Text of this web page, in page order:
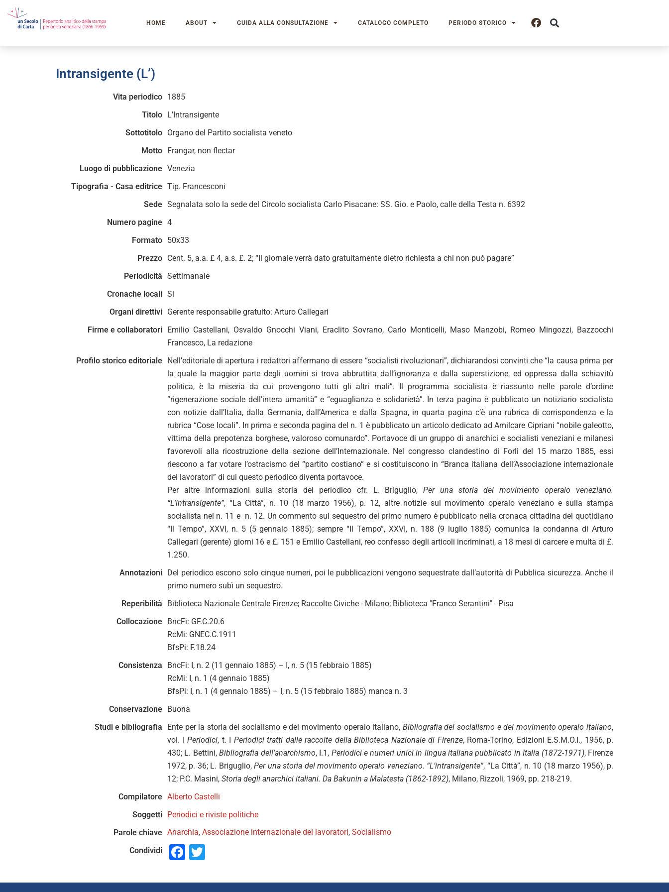
HOME ABOUT GUIDA ALLA CONSULTAZIONE CATALOGO COMPLETO PERIODO STORICO
Intransigente (L’)
Vita periodico 1885
Titolo L’Intransigente
Sottotitolo Organo del Partito socialista veneto
Motto Frangar, non flectar
Luogo di pubblicazione Venezia
Tipografia - Casa editrice Tip. Francesconi
Sede Segnalata solo la sede del Circolo socialista Carlo Pisacane: SS. Gio. e Paolo, calle della Testa n. 6392
Numero pagine 4
Formato 50x33
Prezzo Cent. 5, a.a. £ 4, a.s. £. 2; “Il giornale verrà dato gratuitamente dietro richiesta a chi non può pagare”
Periodicità Settimanale
Cronache locali Si
Organi direttivi Gerente responsabile gratuito: Arturo Callegari
Firme e collaboratori Emilio Castellani, Osvaldo Gnocchi Viani, Eraclito Sovrano, Carlo Monticelli, Maso Manzobi, Romeo Mingozzi, Bazzocchi
Francesco, La redazione
Profilo storico editoriale Nell’editoriale di apertura i redattori affermano di essere “socialisti rivoluzionari”, dichiarandosi convinti che “la causa prima per
la quale la maggior parte degli uomini si trova abbruttita dall’ignoranza e dalla superstizione, ed oppressa dalla schiavitù
politica, è la miseria da cui provengono tutti gli altri mali”. Il programma socialista è riassunto nelle parole d’ordine
“rigenerazione sociale dell’intera umanità” e “eguaglianza e solidarietà”. In terza pagina è pubblicato un notiziario socialista
con notizie dall’Italia, dalla Germania, dall’America e dalla Spagna, in quarta pagina c’è una rubrica di corrispondenza e la
rubrica “Cose locali”. In prima e seconda pagina del n. 1 è pubblicato un articolo dedicato ad Amilcare Cipriani “nobile galeotto,
vittima della prepotenza borghese, valoroso comunardo”. Portavoce di un gruppo di anarchici e socialisti veneziani e milanesi
favorevoli alla ricostruzione della sezione dell’Internazionale. Nel congresso clandestino di Forlì del 15 marzo 1885, essi
riescono a far votare l’ostracismo del “partito costiano” e si costituiscono in “Branca italiana dell’Associazione internazionale
dei lavoratori” di cui questo periodico diventa portavoce.
Per altre informazioni sulla storia del periodico cfr. L. Briguglio,Per una storia del movimento operaio veneziano.
“L’intransigente”, “La Città”, n. 10 (18 marzo 1956), p. 12, altre notizie sul movimento operaio veneziano e sulla stampa
socialista nel n. 11 e n. 12. Un commento sul sequestro del primo numero è pubblicato nella cronaca cittadina del quotidiano
“Il Tempo”, XXVI, n. 5 (5 gennaio 1885); sempre “Il Tempo”, XXVI, n. 188 (9 luglio 1885) comunica la condanna di Arturo
Callegari (gerente) giorni 16 e £. 151 e Emilio Castellani, reo confesso degli articoli incriminati, a 18 mesi di carcere e multa di £.
1.250.
Annotazioni Del periodico escono solo cinque numeri, poi le pubblicazioni vengono sequestrate dall’autorità di Pubblica sicurezza. Anche il
primo numero subì un sequestro.
Reperibilità
Biblioteca Nazionale Centrale Firenze; Raccolte Civiche - Milano; Biblioteca "Franco Serantini" - Pisa
Collocazione BncFi: GF.C.20.6
RcMi: GNEC.C.1911
BfsPi: F.18.24
Consistenza
BncFi: I, n. 2 (11 gennaio 1885) – I, n. 5 (15 febbraio 1885)
RcMi: I, n. 1 (4 gennaio 1885)
BfsPi: I, n. 1 (4 gennaio 1885) – I, n. 5 (15 febbraio 1885) manca n. 3
Conservazione Buona
Studi e bibliografia
Ente per la storia del socialismo e del movimento operaio italiano, Bibliografia del socialismo e del movimento operaio italiano,
vol. I Periodici, t. I Periodici tratti dalle raccolte della Biblioteca Nazionale di Firenze, Roma-Torino, Edizioni E.S.M.O.I., 1956, p.
430; L. Bettini,Bibliografia dell’anarchismo, I.1, Periodici e numeri unici in lingua italiana pubblicato in Italia (1872-1971), Firenze
1972, p. 36; L. Briguglio,Per una storia del movimento operaio veneziano. “L’intransigente”, “La Città”, n. 10 (18 marzo 1956), p.
12; P.C. Masini, Storia degli anarchici italiani. Da Bakunin a Malatesta (1862-1892), Milano, Rizzoli, 1969, pp. 218-219.
Compilatore Alberto Castelli
Soggetti Periodici e riviste politiche
Parole chiave Anarchia, Associazione internazionale dei lavoratori, Socialismo
Condividi
Facebook